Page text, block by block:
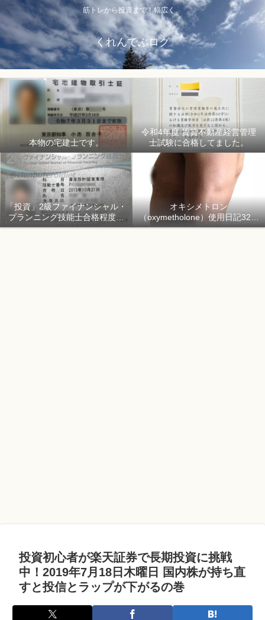
筋トレから投資まで！幅広く。
くれんでぶログ
本物の宅建士です。
令和4年度 賃貸不動産経営管理
士試験に合格してました。
「投資」2級ファイナンシャル・
プランニング技能士合格程度で
ようやく初心者「資産形成」
オキシメトロン
（oxymetholone）使用日記32日
目「骨格筋量増量開始150日目」
投資初心者が楽天証券で長期投資に挑戦
中！2019年7月18日木曜日 国内株が持ち直
すと投信とラップが下がるの巻